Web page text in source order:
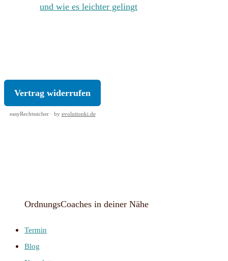
und wie es leichter gelingt
Vertrag widerrufen
easyRechtssicher · by evolutionki.de
OrdnungsCoaches in deiner Nähe
Termin
Blog